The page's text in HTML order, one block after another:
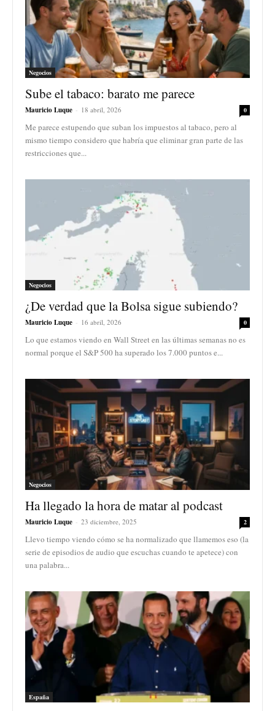
Negocios
Sube el tabaco: barato me parece
Mauricio Luque - 18 abril, 2026 0
Me parece estupendo que suban los impuestos al tabaco, pero al
mismo tiempo considero que habría que eliminar gran parte de las
restricciones que...
Negocios
¿De verdad que la Bolsa sigue subiendo?
Mauricio Luque - 16 abril, 2026 0
Lo que estamos viendo en Wall Street en las últimas semanas no es
normal porque el S&P 500 ha superado los 7.000 puntos e...
Negocios
Ha llegado la hora de matar al podcast
Mauricio Luque - 23 diciembre, 2025 2
Llevo tiempo viendo cómo se ha normalizado que llamemos eso (la
serie de episodios de audio que escuchas cuando te apetece) con
una palabra...
España